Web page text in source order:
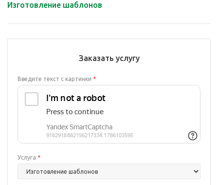
Изготовление шаблонов
Заказать услугу
Услуга *
Введите текст с картинки *